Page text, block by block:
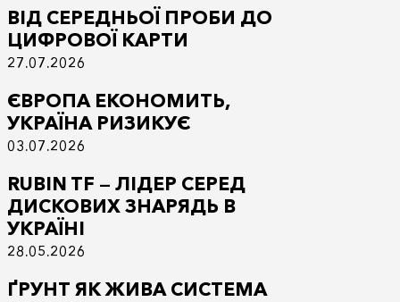
ВІД СЕРЕДНЬОЇ ПРОБИ ДО
ЦИФРОВОЇ КАРТИ
27.07.2026
ЄВРОПА ЕКОНОМИТЬ,
УКРАЇНА РИЗИКУЄ
03.07.2026
RUBIN TF — ЛІДЕР СЕРЕД
ДИСКОВИХ ЗНАРЯДЬ В
УКРАЇНІ
28.05.2026
ҐРУНТ ЯК ЖИВА СИСТЕМА